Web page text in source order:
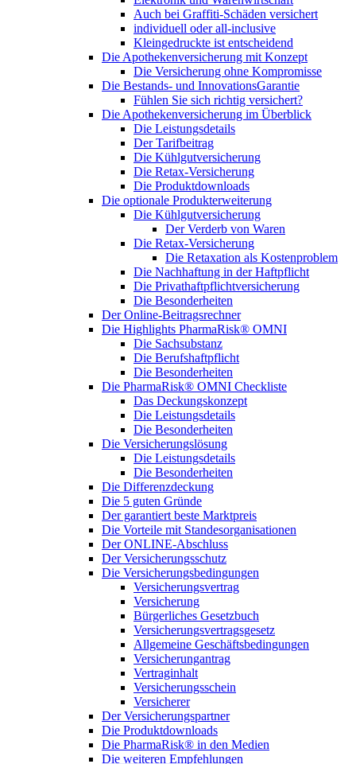
Auch bei Graffiti-Schäden versichert
individuell oder all-inclusive
Kleingedruckte ist entscheidend
Die Apothekenversicherung mit Konzept
Die Versicherung ohne Kompromisse
Die Bestands- und InnovationsGarantie
Fühlen Sie sich richtig versichert?
Die Apothekenversicherung im Überblick
Die Leistungsdetails
Der Tarifbeitrag
Die Kühlgutversicherung
Die Retax-Versicherung
Die Produktdownloads
Die optionale Produkterweiterung
Die Kühlgutversicherung
Der Verderb von Waren
Die Retax-Versicherung
Die Retaxation als Kostenproblem
Die Nachhaftung in der Haftpflicht
Die Privathaftpflichtversicherung
Die Besonderheiten
Der Online-Beitragsrechner
Die Highlights PharmaRisk® OMNI
Die Sachsubstanz
Die Berufshaftpflicht
Die Besonderheiten
Die PharmaRisk® OMNI Checkliste
Das Deckungskonzept
Die Leistungsdetails
Die Besonderheiten
Die Versicherungslösung
Die Leistungsdetails
Die Besonderheiten
Die Differenzdeckung
Die 5 guten Gründe
Der garantiert beste Marktpreis
Die Vorteile mit Standesorganisationen
Der ONLINE-Abschluss
Der Versicherungsschutz
Die Versicherungsbedingungen
Versicherungsvertrag
Versicherung
Bürgerliches Gesetzbuch
Versicherungsvertragsgesetz
Allgemeine Geschäftsbedingungen
Versicherungantrag
Vertraginhalt
Versicherungsschein
Versicherer
Der Versicherungspartner
Die Produktdownloads
Die PharmaRisk® in den Medien
Die weiteren Empfehlungen